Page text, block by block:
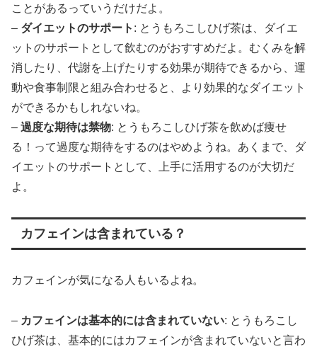
ことがあるっていうだけだよ。
– ダイエットのサポート : とうもろこしひげ茶は、ダイエ
ットのサポートとして飲むのがおすすめだよ。むくみを解
消したり、代謝を上げたりする効果が期待できるから、運
動や食事制限と組み合わせると、より効果的なダイエット
ができるかもしれないね。
– 過度な期待は禁物: とうもろこしひげ茶を飲めば痩せ
る！って過度な期待をするのはやめようね。あくまで、ダ
イエットのサポートとして、上手に活用するのが大切だ
よ。
カフェインは含まれている？
カフェインが気になる人もいるよね。
– カフェインは基本的には含まれていない: とうもろこし
ひげ茶は、基本的にはカフェインが含まれていないと言わ